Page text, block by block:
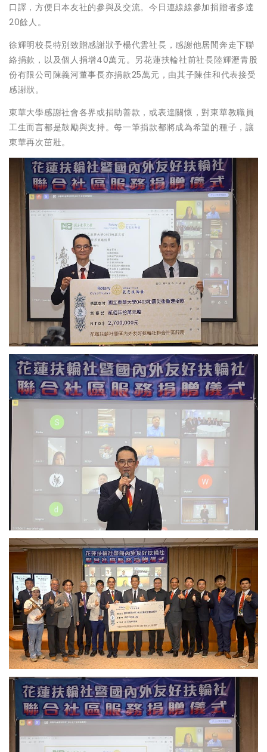
口譯，方便日本友社的參與及交流。今日連線線參加捐贈者多達
20餘人。
徐輝明校長特別致贈感謝狀予楊代雲社長，感謝他居間奔走下聯
絡捐款，以及個人捐增40萬元。另花蓮扶輪社前社長陸輝瀝青股
份有限公司陳義河董事長亦捐款25萬元，由其子陳佳和代表接受
感謝狀。
東華大學感謝社會各界或捐助善款，或表達關懷，對東華教職員
工生而言都是鼓勵與支持。每一筆捐款都將成為希望的種子，讓
東華再次茁壯。